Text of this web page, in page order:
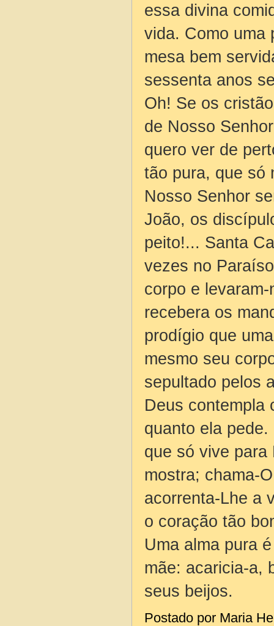
essa divina
vida. Como uma
mesa bem
sessenta anos
Oh! Se os
de Nosso
quero ver de
tão pura, que só
Nosso Senhor
João, os
peito!... Santa
vezes no
corpo e
recebera os
prodígio que
mesmo seu
sepultado pelos
Deus contempla
quanto ela
que só vive para
mostra; chama-
acorrenta-Lhe a
o coração tão
Uma alma pura
mãe: acaricia-a,
seus beijos.
Postado por Maria